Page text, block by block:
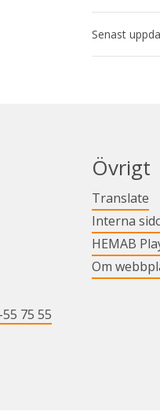
Senast
75 55
Övrigt
Translate
Interna
HEMAB
Om